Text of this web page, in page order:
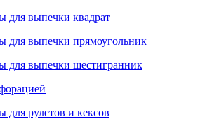
для выпечки квадрат
для выпечки прямоугольник
для выпечки шестигранник
для рулетов и кексов